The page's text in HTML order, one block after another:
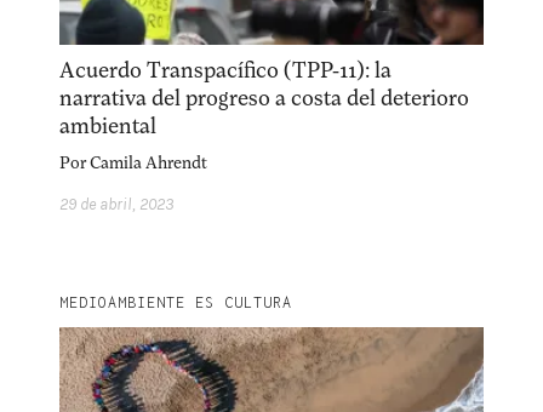
Acuerdo Transpacífico (TPP-11): la
narrativa del progreso a costa del deterioro
ambiental
PorCamila Ahrendt
29 de abril, 2023
MEDIOAMBIENTE ES CULTURA